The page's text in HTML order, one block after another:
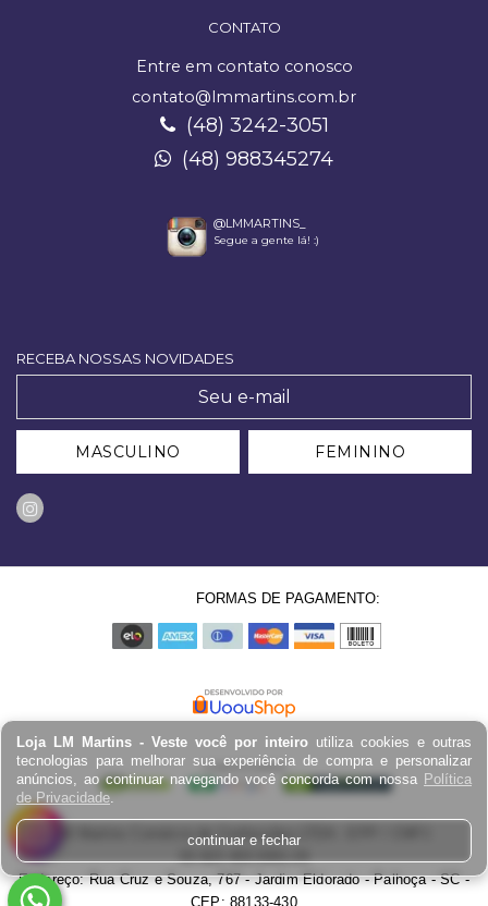
Loja LM Martins - Veste você por inteiro utiliza cookies e outras
tecnologias para melhorar sua experiência de compra e personalizar
anúncios, ao continuar navegando você concorda com nossa Política
de Privacidade.
continuar e fechar
CONTATO
Entre em contato conosco
contato@lmmartins.com.br
(48) 3242-3051
(48) 988345274
@LMMARTINS_
Segue a gente lá! :)
RECEBA NOSSAS NOVIDADES
MASCULINO FEMININO
FORMAS DE PAGAMENTO:
LM Martins Comércio de Confecções LTDA - EPP / CNPJ:
Endereço: Rua Cruz e Souza, 767 - Jardim Eldorado - Palhoça - SC -
CEP: 88133-430